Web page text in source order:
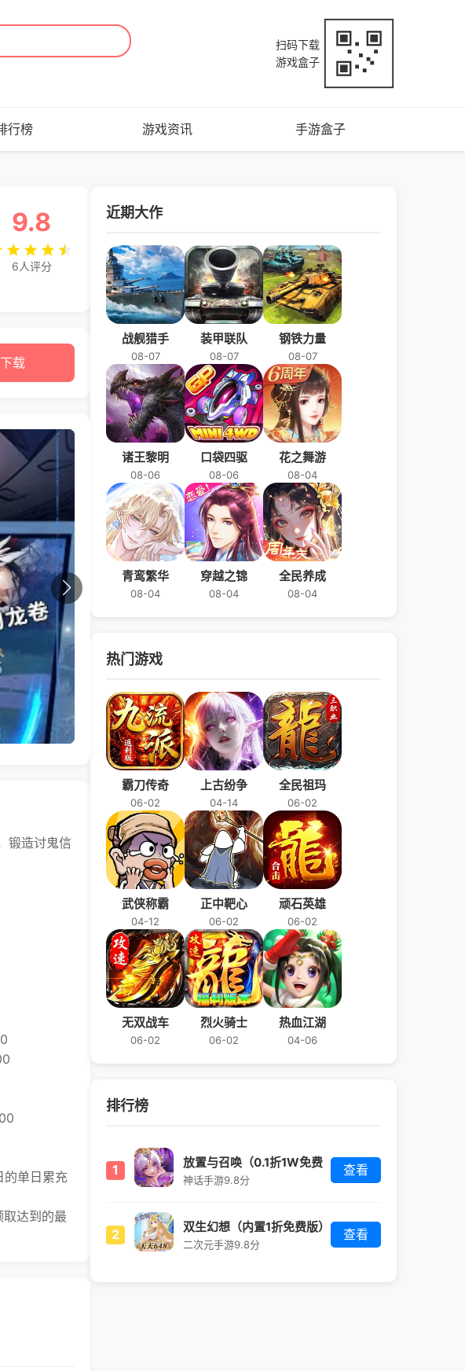
扫码下载
游戏盒子
行榜 游戏资讯 手游盒子
9.8
6人评分
载
锻造讨鬼信
单日累充
达到的最
近期大作
战舰猎手
08-07
装甲联队
08-07
钢铁力量
08-07
诸王黎明
08-06
口袋四驱
08-06
花之舞游
08-04
青鸾繁华
08-04
穿越之锦
08-04
全民养成
08-04
热门游戏
霸刀传奇
06-02
上古纷争
04-14
全民祖玛
06-02
武侠称霸
04-12
正中靶心
06-02
顽石英雄
06-02
无双战车
06-02
烈火骑士
06-02
热血江湖
04-06
排行榜
1
放置与召唤（0.1折1W免费
版）
神话手游9.8分
查看
2 双生幻想（内置1折免费版）
二次元手游9.8分
查看